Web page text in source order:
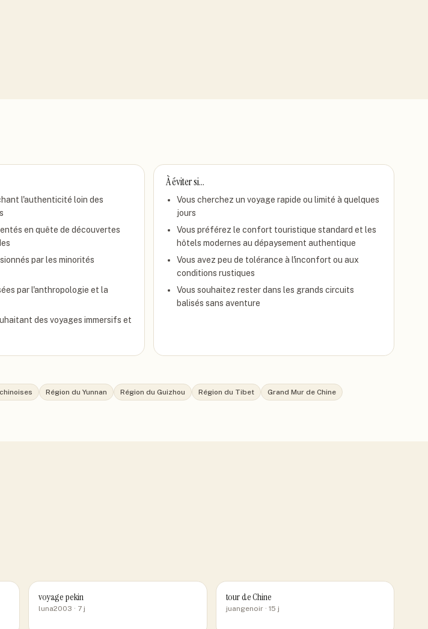
l'authenticité loin des
en quête de découvertes
par les minorités
par l'anthropologie et la
des voyages immersifs et
À éviter si…
Vous cherchez un voyage rapide ou limité à quelques
jours
Vous préférez le confort touristique standard et les
hôtels modernes au dépaysement authentique
Vous avez peu de tolérance à l'inconfort ou aux
conditions rustiques
Vous souhaitez rester dans les grands circuits
balisés sans aventure
Région du Yunnan Région du Guizhou Région du Tibet
Grand Mur de Chine
voyage pekin
luna2003 · 7 j
tour de Chine
juangenoir· 15 j